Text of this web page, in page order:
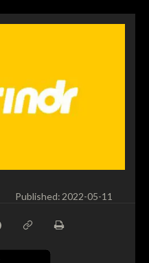
Published: 2022-05-11